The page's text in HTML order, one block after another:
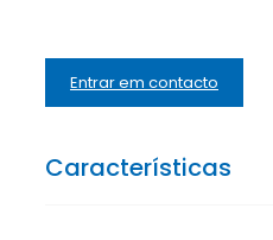
Entrar em contacto
Características